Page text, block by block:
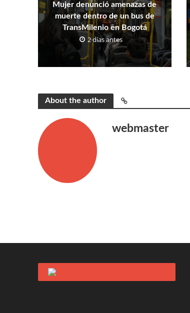
Mujer denunció amenazas de
muerte dentro de un bus de
TransMilenio en Bogotá
2 días antes
About the author
webmaster